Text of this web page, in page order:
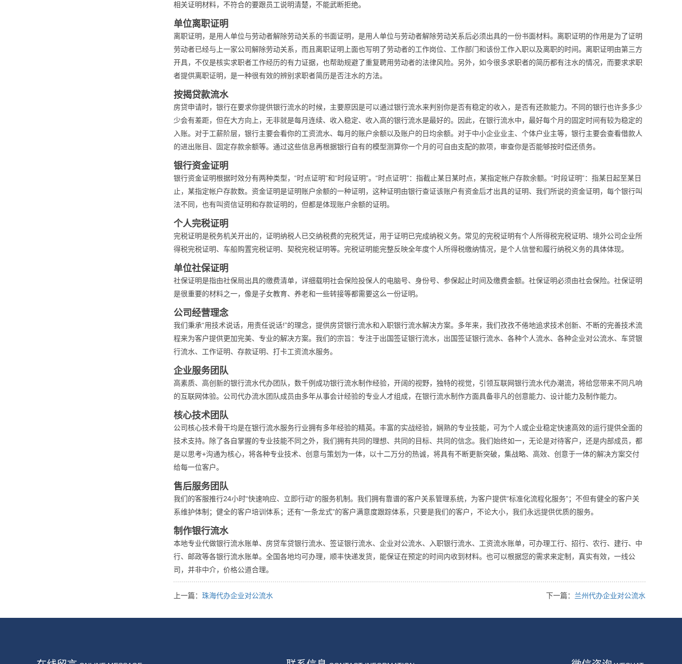
相关证明材料，不符合的要跟员工说明清楚，不能武断拒绝。
单位离职证明
离职证明，是用人单位与劳动者解除劳动关系的书面证明，是用人单位与劳动者解除劳动关系后必须出具的一份书面材料。离职证明的作用是为了证明
劳动者已经与上一家公司解除劳动关系，而且离职证明上面也写明了劳动者的工作岗位、工作部门和该份工作入职以及离职的时间。离职证明由第三方
开具，不仅是核实求职者工作经历的有力证据，也帮助规避了重复聘用劳动者的法律风险。另外，如今很多求职者的简历都有注水的情况，而要求求职
者提供离职证明，是一种很有效的辨别求职者简历是否注水的方法。
按揭贷款流水
房贷申请时，银行在要求你提供银行流水的时候，主要原因是可以通过银行流水来判别你是否有稳定的收入，是否有还款能力。不同的银行也许多多少
少会有差距，但在大方向上，无非就是每月连续、收入稳定、收入高的银行流水是最好的。因此，在银行流水中，最好每个月的固定时间有较为稳定的
入账。对于工薪阶层，银行主要会看你的工资流水、每月的账户余额以及账户的日均余额。对于中小企业业主、个体户业主等，银行主要会查看借款人
的进出账目、固定存款余额等。通过这些信息再根据银行自有的模型测算你一个月的可自由支配的款项，审查你是否能够按时偿还债务。
银行资金证明
银行资金证明根据时效分有两种类型，“时点证明”和“时段证明”。“时点证明”：指截止某日某时点，某指定帐户存款余额。“时段证明”：指某日起至某日
止，某指定帐户存款数。资金证明是证明账户余额的一种证明，这种证明由银行查证该账户有资金后才出具的证明、我们所说的资金证明，每个银行叫
法不同，也有叫资信证明和存款证明的，但都是体现账户余额的证明。
个人完税证明
完税证明是税务机关开出的，证明纳税人已交纳税费的完税凭证，用于证明已完成纳税义务。常见的完税证明有个人所得税完税证明、境外公司企业所
得税完税证明、车船购置完税证明、契税完税证明等。完税证明能完整反映全年度个人所得税缴纳情况，是个人信誉和履行纳税义务的具体体现。
单位社保证明
社保证明是指由社保局出具的缴费清单，详细载明社会保险投保人的电脑号、身份号、参保起止时间及缴费金额。社保证明必须由社会保险。社保证明
是很重要的材料之一，像是子女教育、养老和一些转接等都需要这么一份证明。
公司经营理念
我们秉承“用技术说话，用责任说话!”的理念，提供房贷银行流水和入职银行流水解决方案。多年来，我们孜孜不倦地追求技术创新、不断的完善技术流
程来为客户提供更加完美、专业的解决方案。我们的宗旨：专注于出国签证银行流水，出国签证银行流水、各种个人流水、各种企业对公流水、车贷银
行流水、工作证明、存款证明、打卡工资流水服务。
企业服务团队
高素质、高创新的银行流水代办团队，数千例成功银行流水制作经验，开阔的视野，独特的视觉，引领互联网银行流水代办潮流，将给您带来不同凡响
的互联网体验。公司代办流水团队成员由多年从事会计经验的专业人才组成，在银行流水制作方面具备非凡的创意能力、设计能力及制作能力。
核心技术团队
公司核心技术骨干均是在银行流水服务行业拥有多年经验的精英。丰富的实战经验，娴熟的专业技能，可为个人或企业稳定快速高效的运行提供全面的
技术支持。除了各自掌握的专业技能不同之外，我们拥有共同的理想、共同的目标、共同的信念。我们始终如一，无论是对待客户，还是内部成员，都
是以思考+沟通为核心，将各种专业技术、创意与策划为一体，以十二万分的热诚，将具有不断更新突破，集战略、高效、创意于一体的解决方案交付
给每一位客户。
售后服务团队
我们的客服推行24小时“快速响应、立即行动“的服务机制。我们拥有靠谱的客户关系管理系统，为客户提供“标准化流程化服务”；不但有健全的客户关
系维护体制；健全的客户培训体系；还有“一条龙式”的客户满意度跟踪体系，只要是我们的客户，不论大小，我们永远提供优质的服务。
制作银行流水
本地专业代做银行流水账单、房贷车贷银行流水、签证银行流水、企业对公流水、入职银行流水、工资流水账单，可办理工行、招行、农行、建行、中
行、邮政等各银行流水账单。全国各地均可办理，顺丰快递发货，能保证在预定的时间内收到材料。也可以根据您的需求来定制，真实有效，一线公
司，并非中介，价格公道合理。
上一篇： 珠海代办企业对公流水 下一篇： 兰州代办企业对公流水